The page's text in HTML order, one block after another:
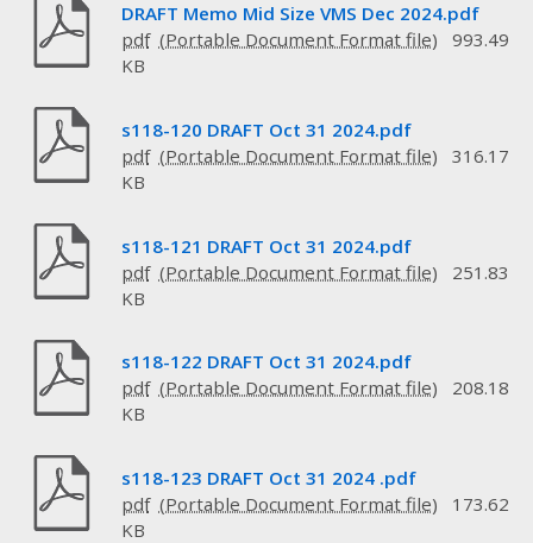
DRAFT Memo Mid Size VMS Dec 2024.pdf
pdf
993.49
KB
s118-120 DRAFT Oct 31 2024.pdf
pdf
316.17
KB
s118-121 DRAFT Oct 31 2024.pdf
pdf
251.83
KB
s118-122 DRAFT Oct 31 2024.pdf
pdf
208.18
KB
s118-123 DRAFT Oct 31 2024 .pdf
pdf
173.62
KB